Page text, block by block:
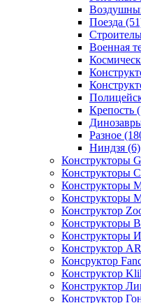
Поезда
Военная
Крепость
Разное
Ниндзя (6)
Конструкторы
Конструкторы
Конструкторы
Конструкторы
Конструктор
Конструкторы
Конструкторы
Конструктор
Консруктор
Конструктор
Конструктор
Конструктор